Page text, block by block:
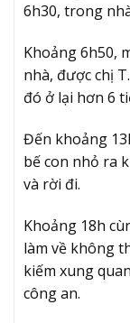
6h30, trong
Khoảng 6h50,
nhà, được chị
đó ở lại hơn 6
Đến khoảng
bế con nhỏ ra
và rời đi.
Khoảng 18h
làm về không
kiếm xung
công an.